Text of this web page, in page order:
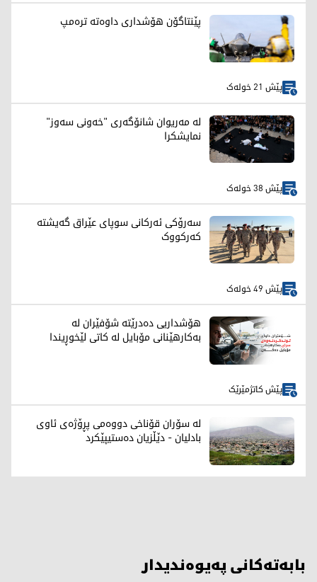
پێنتاگۆن هۆشداری داوەتە ترەمپ
پێش 21 خولەک
لە مەریوان شانۆگەری "خەونی سەوز"
نمایشکرا
پێش 38 خولەک
سەرۆکی ئەرکانی سوپای عێراق گەیشتە
کەرکووک
پێش 49 خولەک
هۆشداریی دەدرێتە شۆفێران لە
بەکارهێنانی مۆبایل لە کاتی لێخوڕیندا
پێش کاتژمێرێک
لە سۆران قۆناخی دووەمی پڕۆژەی ئاوی
بادلیان - دێڵزیان دەستیپێکرد
بابەتەکانی پەیوەندیدار